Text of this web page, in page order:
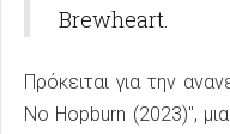
Brewheart.
Πρόκειται για την
No Hopburn (2023)",